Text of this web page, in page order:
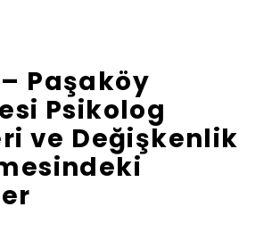
Paşaköy
Psikolog
ve Değişkenlik